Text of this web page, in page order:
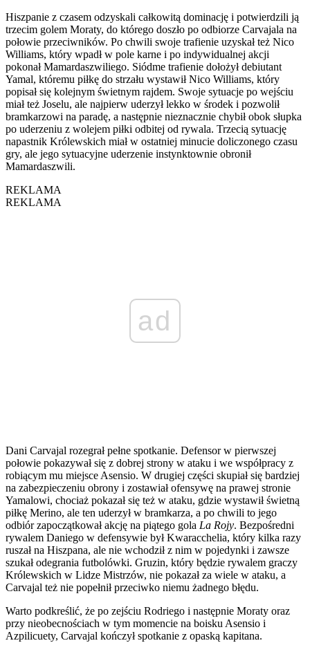
Hiszpanie z czasem odzyskali całkowitą dominację i potwierdzili ją
trzecim golem Moraty, do którego doszło po odbiorze Carvajala na
połowie przeciwników. Po chwili swoje trafienie uzyskał też Nico
Williams, który wpadł w pole karne i po indywidualnej akcji
pokonał Mamardaszwiliego. Siódme trafienie dołożył debiutant
Yamal, któremu piłkę do strzału wystawił Nico Williams, który
popisał się kolejnym świetnym rajdem. Swoje sytuacje po wejściu
miał też Joselu, ale najpierw uderzył lekko w środek i pozwolił
bramkarzowi na paradę, a następnie nieznacznie chybił obok słupka
po uderzeniu z wolejem piłki odbitej od rywala. Trzecią sytuację
napastnik Królewskich miał w ostatniej minucie doliczonego czasu
gry, ale jego sytuacyjne uderzenie instynktownie obronił
Mamardaszwili.
REKLAMA
REKLAMA
ad
Dani Carvajal rozegrał pełne spotkanie. Defensor w pierwszej
połowie pokazywał się z dobrej strony w ataku i we współpracy z
robiącym mu miejsce Asensio. W drugiej części skupiał się bardziej
na zabezpieczeniu obrony i zostawiał ofensywę na prawej stronie
Yamalowi, chociaż pokazał się też w ataku, gdzie wystawił świetną
piłkę Merino, ale ten uderzył w bramkarza, a po chwili to jego
odbiór zapoczątkował akcję na piątego gola La Rojy. Bezpośredni
rywalem Daniego w defensywie był Kwaracchelia, który kilka razy
ruszał na Hiszpana, ale nie wchodził z nim w pojedynki i zawsze
szukał odegrania futbolówki. Gruzin, który będzie rywalem graczy
Królewskich w Lidze Mistrzów, nie pokazał za wiele w ataku, a
Carvajal też nie popełnił przeciwko niemu żadnego błędu.
Warto podkreślić, że po zejściu Rodriego i następnie Moraty oraz
przy nieobecnościach w tym momencie na boisku Asensio i
Azpilicuety, Carvajal kończył spotkanie z opaską kapitana.